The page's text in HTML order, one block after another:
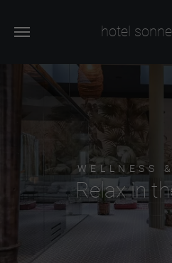
hotel sonne
WELLNESS
Relax in